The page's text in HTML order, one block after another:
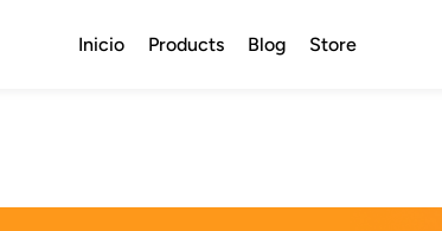
Inicio Products Blog Store